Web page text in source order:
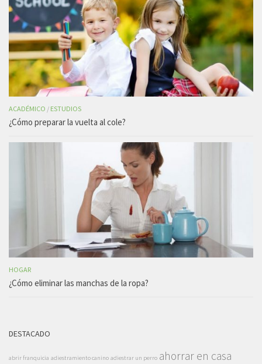
ACADÉMICO / ESTUDIOS
¿Cómo preparar la vuelta al cole?
HOGAR
¿Cómo eliminar las manchas de la ropa?
DESTACADO
abrir franquicia adiestramiento canino adiestrar un perro ahorrar en casa